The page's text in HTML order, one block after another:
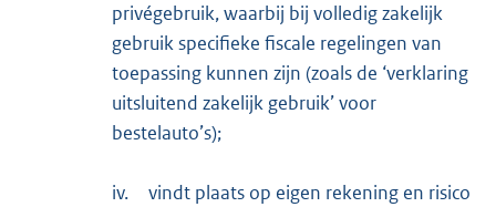
privégebruik, waarbij bij volledig zakelijk
gebruik specifieke fiscale regelingen van
toepassing kunnen zijn (zoals de ‘verklaring
uitsluitend zakelijk gebruik’ voor
bestelauto’s);
iv.
vindt plaats op eigen rekening en risico